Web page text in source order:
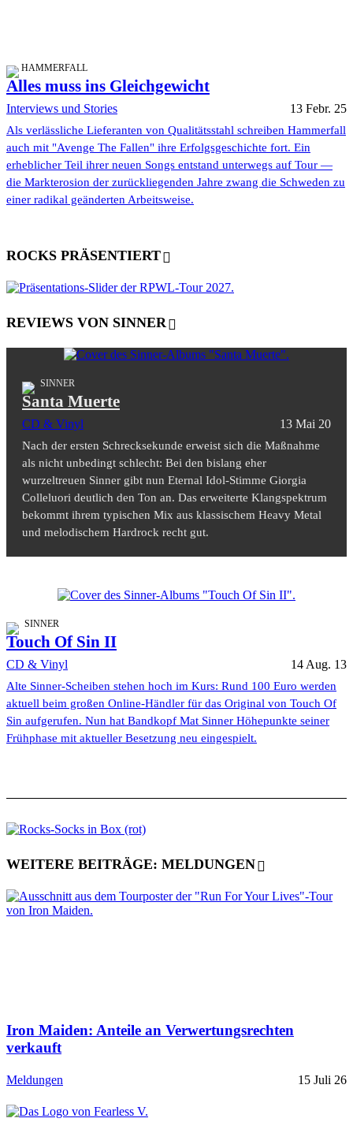
HAMMERFALL
Alles muss ins Gleichgewicht
Interviews und Stories 13 Febr. 25
Als verlässliche Lieferanten von Qualitätsstahl schreiben Hammerfall
auch mit "Avenge The Fallen" ihre Erfolgsgeschichte fort. Ein
erheblicher Teil ihrer neuen Songs entstand unterwegs auf Tour —
die Markterosion der zurückliegenden Jahre zwang die Schweden zu
einer radikal geänderten Arbeitsweise.
ROCKS PRÄSENTIERT
REVIEWS VON SINNER
SINNER
Santa Muerte
CD & Vinyl 13 Mai 20
Nach der ersten Schrecksekunde erweist sich die Maßnahme
als nicht unbedingt schlecht: Bei den bislang eher
wurzeltreuen Sinner gibt nun Eternal Idol-Stimme Giorgia
Colleluori deutlich den Ton an. Das erweiterte Klangspektrum
bekommt ihrem typischen Mix aus klassischem Heavy Metal
und melodischem Hardrock recht gut.
SINNER
Touch Of Sin II
CD & Vinyl 14 Aug. 13
Alte Sinner-Scheiben stehen hoch im Kurs: Rund 100 Euro werden
aktuell beim großen Online-Händler für das Original von Touch Of
Sin aufgerufen. Nun hat Bandkopf Mat Sinner Höhepunkte seiner
Frühphase mit aktueller Besetzung neu eingespielt.
WEITERE BEITRÄGE: MELDUNGEN
Iron Maiden: Anteile an Verwertungsrechten
verkauft
Meldungen 15 Juli 26